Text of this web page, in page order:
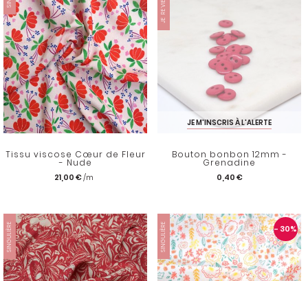
Tissu viscose Cœur de Fleur
- Nude
21,00 €
JE M'INSCRIS À L'ALERTE
Bouton bonbon 12mm -
Grenadine
0,40 €
SINGULIÈRE SINGULIÈRE - 30%